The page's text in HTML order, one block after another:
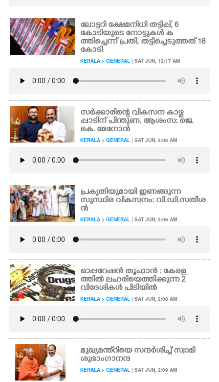
ലോട്ടറി ക്ഷേമനിധി തട്ടിപ്പ്, 6
കോടിയുടെ നോട്ടുകൾ ക
ത്തിച്ചെന്ന് പ്രതി, തട്ടിച്ചെടുത്തത് 16
കോടി
KERALA > GENERAL | SAT JUN, 12:17 AM
സർക്കാരിന്റെ വികസന കാഴ്ച
പ്പാടിന് പിന്തുണ, ആശംസ: ജെ.
കെ. മേനോൻ
KERALA > GENERAL | SAT JUN, 2:06 AM
പ്രകൃതിയുമായി ഇണങ്ങുന്ന
സുസ്ഥിര വികസനം: വി.ഡി.സതീശ
ൻ
KERALA > GENERAL | SAT JUN, 2:06 AM
ഓപ്പറേഷൻ തൂഫാൻ : കേരള
ത്തിൽ ലഹരിയെത്തിക്കുന്ന 2
വിദേശികൾ പിടിയിൽ
KERALA > GENERAL | SAT JUN, 2:08 AM
മുഖ്യമന്ത്റിയെ സന്ദർശിച്ച് സ്വാമി
ശുഭാംഗാനന്ദ
KERALA > GENERAL | SAT JUN, 2:09 AM